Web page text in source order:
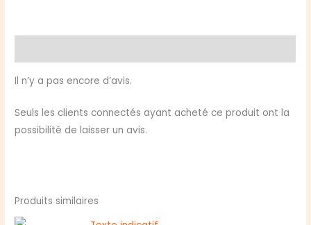
Il n’y a pas encore d’avis.
Seuls les clients connectés ayant acheté ce produit ont la
possibilité de laisser un avis.
Produits similaires